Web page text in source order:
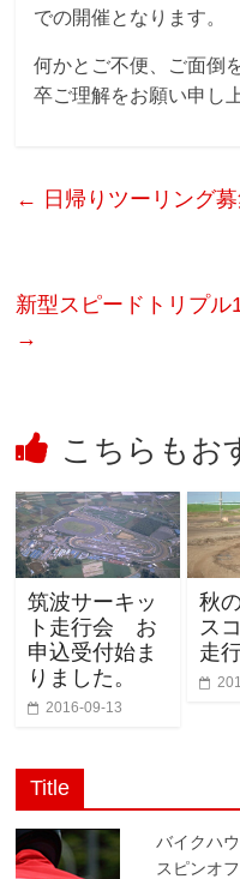
での開催となります。
何かとご不便、ご面倒
卒ご理解をお願い申し
← 日帰りツーリング
新型スピードトリプ
→
こちらもお
筑波サーキッ
ト走行会 お
申込受付始ま
りました。
2016-09-13
秋
ス
走
Title
バイクハ
スピンオ